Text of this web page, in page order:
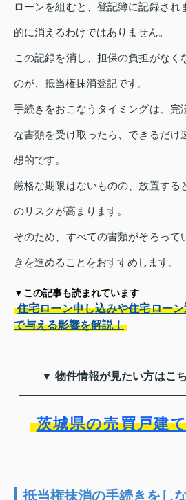
ローンを組むと、登記簿に記録され
的に消えるわけではありません。
この記録を消し、担保の負担がなく
のが、抵当権抹消登記です。
手続きをおこなうタイミングは、完
な書類を受け取ったら、できるだけ
想的です。
厳格な期限はないものの、放置する
のリスクが高まります。
そのため、すべての書類がそろって
きを進めることをおすすめします。
▼この記事も読まれています
住宅ローン申し込みや住宅ロー
で与える影響を解説！
▼ 物件情報が見たい方はこ
茨城県の売買戸建
抵当権抹消の手続きをし